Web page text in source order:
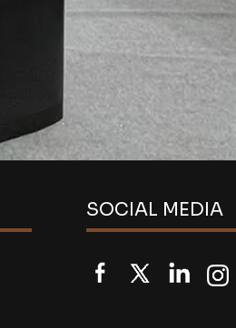
SOCIAL MEDIA